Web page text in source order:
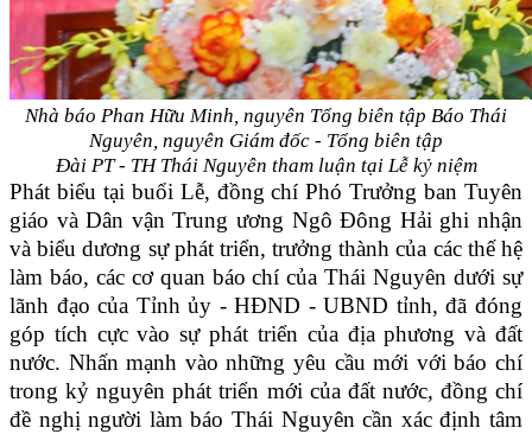
Nhà báo Phan Hữu Minh, nguyên Tổng biên tập Báo Thái
Nguyên, nguyên Giám đốc - Tổng biên tập
Đài PT - TH Thái Nguyên tham luận tại Lễ kỷ niệm
Phát biểu tại buổi Lễ, đồng chí Phó Trưởng ban Tuyên
giáo và Dân vận Trung ương Ngô Đông Hải ghi nhận
và biểu dương sự phát triển, trưởng thành của các thế hệ
làm báo, các cơ quan báo chí của Thái Nguyên dưới sự
lãnh đạo của Tỉnh ủy - HĐND - UBND tỉnh, đã đóng
góp tích cực vào sự phát triển của địa phương và đất
nước. Nhấn mạnh vào những yêu cầu mới với báo chí
trong kỷ nguyên phát triển mới của đất nước, đồng chí
đề nghị người làm báo Thái Nguyên cần xác định tâm